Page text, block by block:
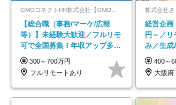
GMOコネクトHR株式会社【GMOインターネットグループ】
【総合職（事務/マーケ/広報
等）】未経験大歓迎／フルリモ
可で全国募集！年収アップ多数
★年休最大130日★
300～700万円
フルリモートあり
株式会社さ
経営企画
円～／リ
み／生成
400～
大阪府